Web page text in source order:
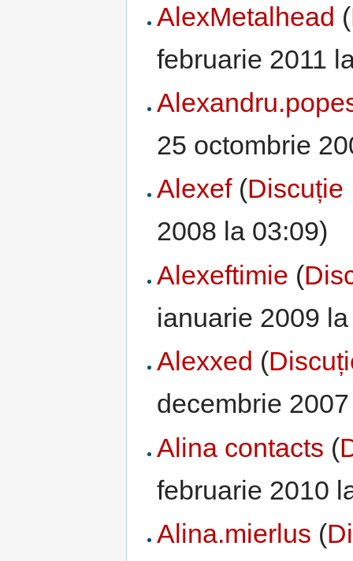
AlexMetalhead (
februarie 2011
25 octombrie
Alexef (Discuție
2008 la 03:09)
Alexeftimie (
ianuarie 2009
Alexxed (
decembrie
Alina contacts (
februarie 2010
Alina.mierlus (